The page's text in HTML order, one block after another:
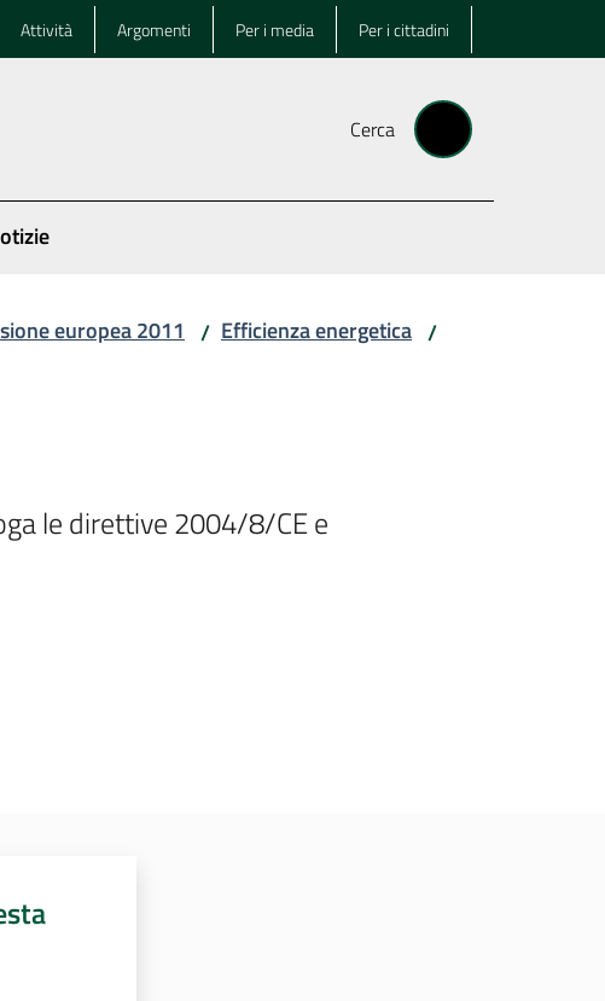
Attività Argomenti Per i media Per i cittadini
Cerca
europea 2011 / Efficienza energetica /
le direttive 2004/8/CE e